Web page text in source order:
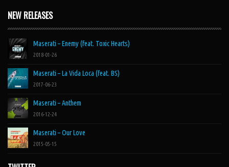
NEW RELEASES
Maserati – Enemy (feat. Toxic Hearts)
2018-01-26
Maserati – La Vida Loca (feat. BS)
2017-06-23
Maserati – Anthem
2016-12-24
Maserati – Our Love
2015-05-15